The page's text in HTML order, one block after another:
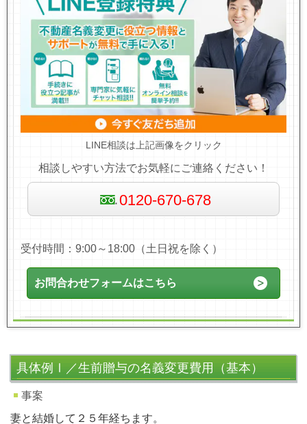
LINE相談は上記画像をクリック
相談しやすい方法でお気軽にご連絡ください！
0120-670-678
受付時間：9:00～18:00（土日祝を除く）
お問合わせフォームはこちら
具体例Ⅰ／生前贈与の名義変更費用（基本）
事案
妻と結婚して２５年経ちます。